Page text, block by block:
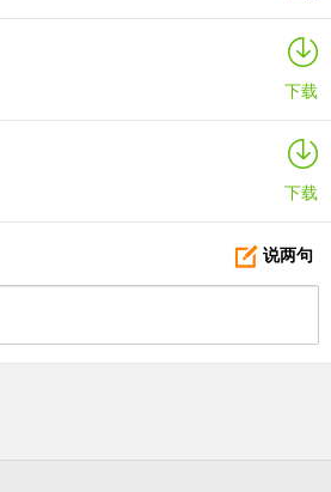
下载
下载
说两句